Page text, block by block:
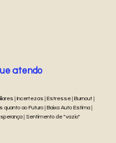
atendo
| Incertezas | Estresse | Burnout |
ao Futuro | Baixa Auto Estima |
| Sentimento de "vazio"